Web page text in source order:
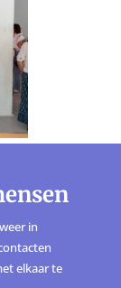
in
elkaar te